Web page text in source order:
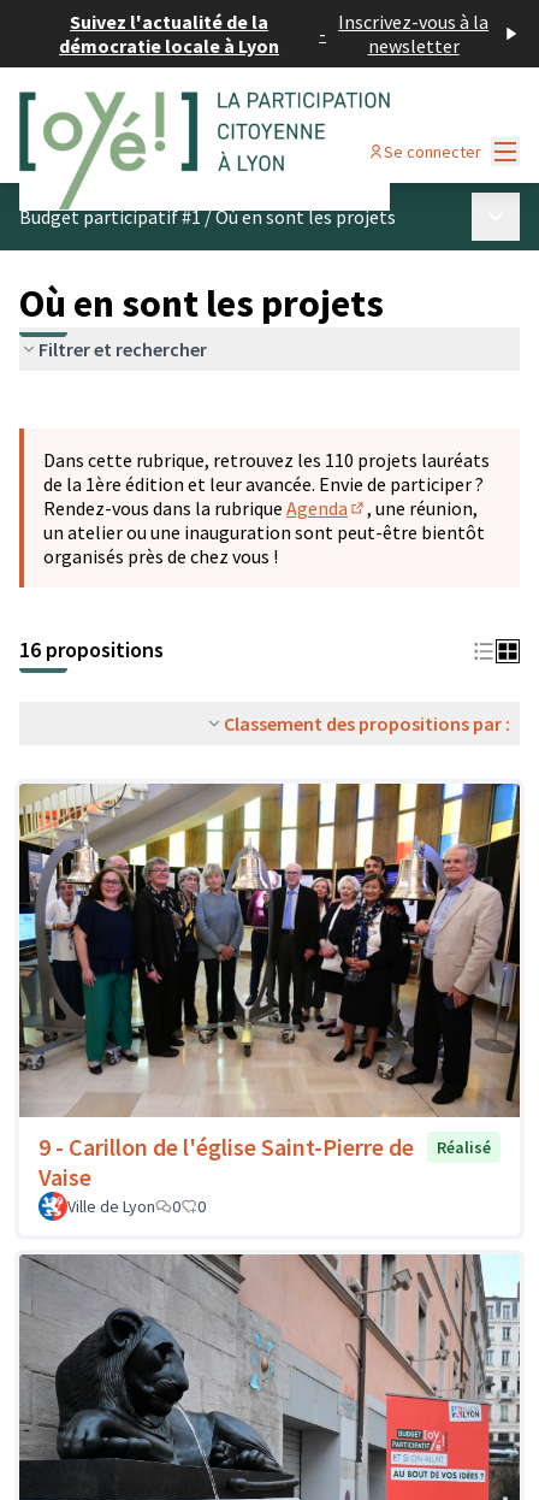
Suivez l'actualité de la
démocratie locale à Lyon
- Inscrivez-vous à la
newsletter
Se connecter
Budget participatif #1/Où en sont les projets
Où en sont les projets
Filtrer et rechercher
−
Dans cette rubrique, retrouvez les 110 projets lauréats
de la 1ère édition et leur avancée. Envie de participer ?
Rendez-vous dans la rubrique Agenda
(S'ouvre dans un
, une réunion,
un atelier ou une inauguration sont peut-être bientôt
organisés près de chez vous !
16 propositions
Classement des propositions par :
9 - Carillon de l'église Saint-Pierre de
Vaise
Réalisé
Ville de Lyon 0 0